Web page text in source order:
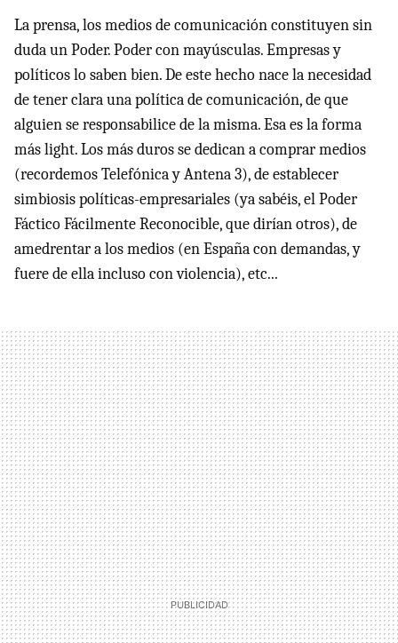
La prensa, los medios de comunicación constituyen sin
duda un Poder. Poder con mayúsculas. Empresas y
políticos lo saben bien. De este hecho nace la necesidad
de tener clara una política de comunicación, de que
alguien se responsabilice de la misma. Esa es la forma
más light. Los más duros se dedican a comprar medios
(recordemos Telefónica y Antena 3), de establecer
simbiosis políticas-empresariales (ya sabéis, el Poder
Fáctico Fácilmente Reconocible, que dirían otros), de
amedrentar a los medios (en España con demandas, y
fuere de ella incluso con violencia), etc...